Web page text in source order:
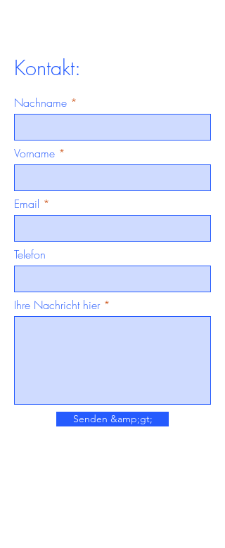
Kontakt:
Nachname
Vorname
Email
Telefon
Ihre Nachricht hier
Senden &amp;gt;